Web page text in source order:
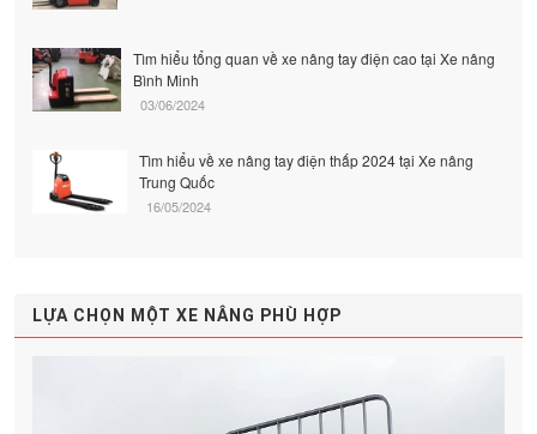
Tìm hiểu tổng quan về xe nâng tay điện cao tại Xe nâng
Bình Minh
03/06/2024
Tìm hiểu về xe nâng tay điện thấp 2024 tại Xe nâng
Trung Quốc
16/05/2024
LỰA CHỌN MỘT XE NÂNG PHÙ HỢP